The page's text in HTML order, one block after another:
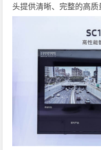
头提供清晰、完整的高质